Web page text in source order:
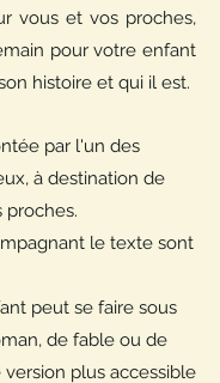
vous et vos proches,
pour votre enfant
histoire et qui il est.
par l'un des
à destination de
proches.
le texte sont
peut se faire sous
de fable ou de
plus accessible